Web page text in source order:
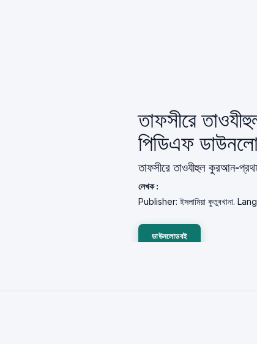
তাফসীরে
পিডিএফ
তাফসীরে তাওযীহুল কুরআন-
লেখক :
Publisher: ইসলামিয়া কুতুবখানা.
ডাউনলোডবই